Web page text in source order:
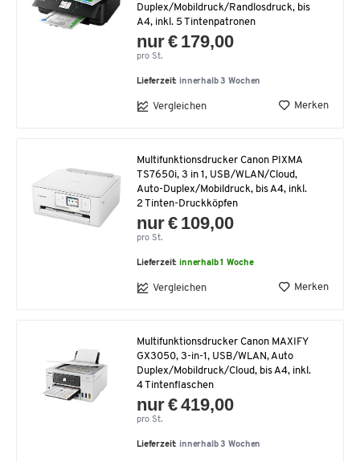
Duplex/Mobildruck/Randlosdruck, bis
A4, inkl. 5 Tintenpatronen
nur € 179,00
pro St.
Lieferzeit: innerhalb 3 Wochen
Vergleichen Merken
Multifunktionsdrucker Canon PIXMA
TS7650i, 3 in 1, USB/WLAN/Cloud,
Auto-Duplex/Mobildruck, bis A4, inkl.
2 Tinten-Druckköpfen
nur € 109,00
pro St.
Lieferzeit:innerhalb 1 Woche
Vergleichen Merken
Multifunktionsdrucker Canon MAXIFY
GX3050, 3-in-1, USB/WLAN, Auto
Duplex/Mobildruck/Cloud, bis A4, inkl.
4 Tintenflaschen
nur € 419,00
pro St.
Lieferzeit: innerhalb 3 Wochen